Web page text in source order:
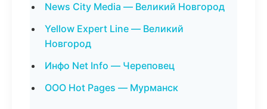
News City Media — Великий Новгород
Yellow Expert Line — Великий
Новгород
Инфо Net Info — Череповец
ООО Hot Pages — Мурманск